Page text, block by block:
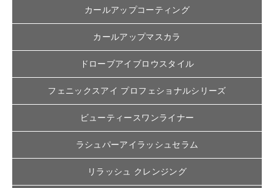
カールアップコーティング
カールアップマスカラ
ドローブアイブロウスタイル
フェニックスアイ プロフェショナルシリーズ
ビューティースワンライナー
ラシュパーアイラッシュセラム
リラッシュ クレンジング